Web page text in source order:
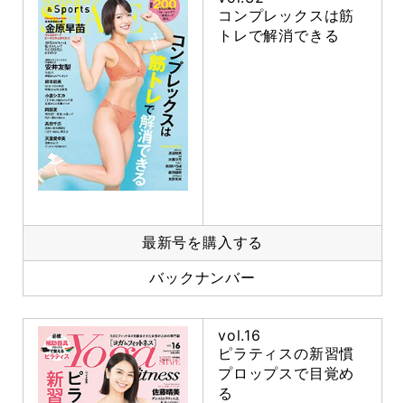
コンプレックスは筋
トレで解消できる
最新号を購入する
バックナンバー
vol.16
ピラティスの新習慣
プロップスで目覚め
る